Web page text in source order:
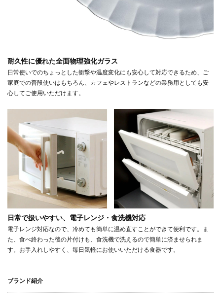
耐久性に優れた全面物理強化ガラス
日常使いでのちょっとした衝撃や温度変化にも安心して対応できるため、ご
家庭での普段使いはもちろん、カフェやレストランなどの業務用としても安
心してご使用いただけます。
日常で扱いやすい、電子レンジ・食洗機対応
電子レンジ対応なので、冷めても簡単に温め直すことができて便利です。ま
た、食べ終わった後の片付けも、食洗機で洗えるので簡単に済ませられま
す。お手入れしやすく、毎日気軽にお使いいただける食器です。
ブランド紹介